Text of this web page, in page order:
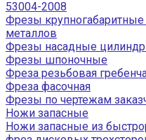
53004-2008
Фрезы
металлов
Фрезы насадные
Фрезы шпоночные
Фреза резьбовая
Фреза фасочная
Фрезы по чертежам
Ножи запасные
Ножи запасные из